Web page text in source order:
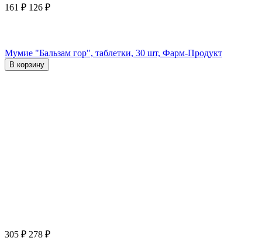
161 ₽ 126 ₽
Мумие "Бальзам гор", таблетки, 30 шт, Фарм-Продукт
В корзину
305 ₽ 278 ₽